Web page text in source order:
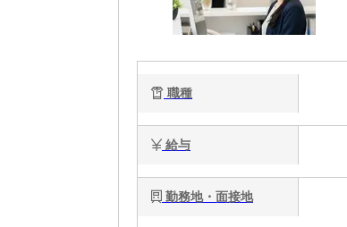
職種
給与
勤務地・面接地